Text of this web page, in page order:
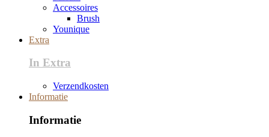
Accessoires
Brush
Younique
Extra
In Extra
Verzendkosten
Informatie
Informatie